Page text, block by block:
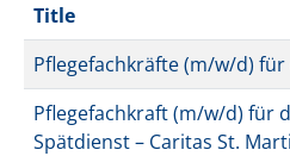
Title
Pflegefachkräfte (m/w/d)
Pflegefachkraft (m/w/d) für
Spätdienst – Caritas St.